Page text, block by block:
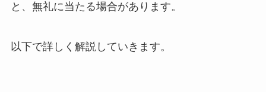
ブライダル特集
思いやり電報
と、無礼に当たる場合があります。
以下で詳しく解説していきます。